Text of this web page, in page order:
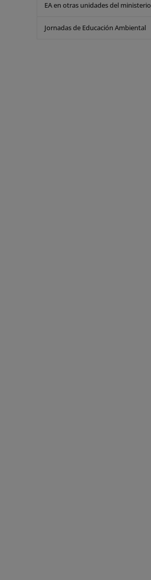
EA en otras unidades del ministerio
Jornadas de Educación Ambiental